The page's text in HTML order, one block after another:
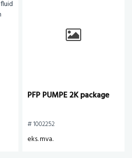
PFP PUMPE 2K package
# 1002252
eks. mva.